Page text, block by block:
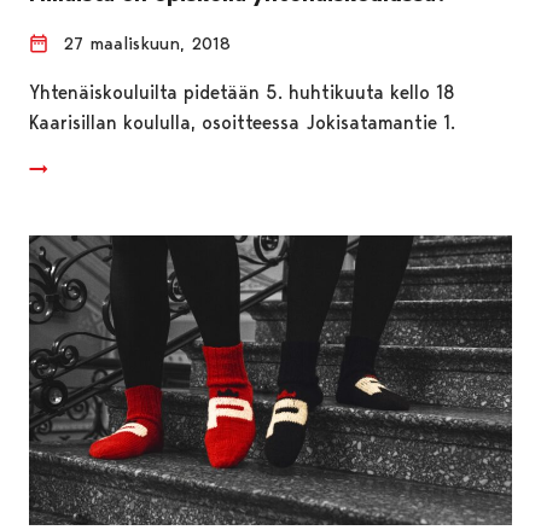
27 maaliskuun, 2018
Yhtenäiskouluilta pidetään 5. huhtikuuta kello 18
Kaarisillan koululla, osoitteessa Jokisatamantie 1.